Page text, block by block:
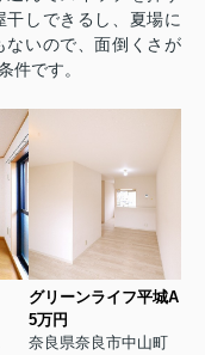
しできるし、夏場に
ないので、面倒くさが
件です。
グリーンライフ平城A
5万円
奈良県奈良市中山町